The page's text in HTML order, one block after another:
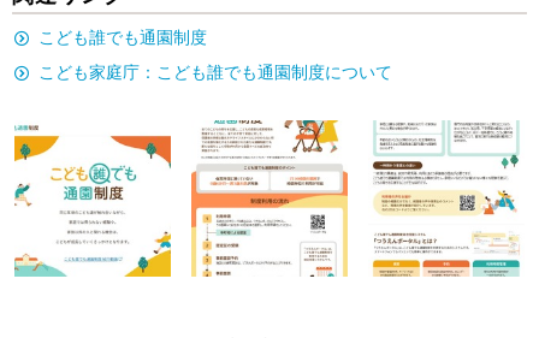
こども誰でも通園制度
こども家庭庁：こども誰でも通園制度について